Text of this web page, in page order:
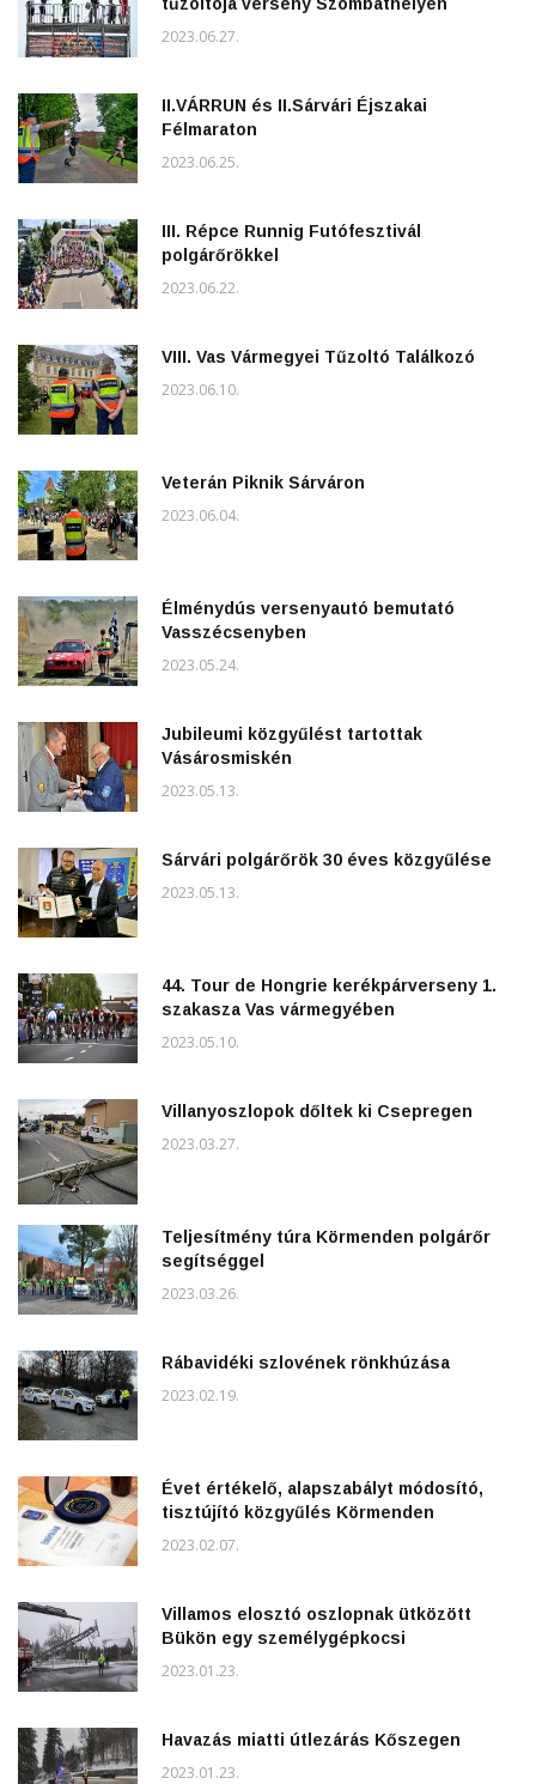
2023.06.27.
II.VÁRRUN és II.Sárvári Éjszakai
Félmaraton
2023.06.25.
III. Répce Runnig Futófesztivál
polgárőrökkel
2023.06.22.
VIII. Vas Vármegyei Tűzoltó Találkozó
2023.06.10.
Veterán Piknik Sárváron
2023.06.04.
Élménydús versenyautó bemutató
Vasszécsenyben
2023.05.24.
Jubileumi közgyűlést tartottak
Vásárosmiskén
2023.05.13.
Sárvári polgárőrök 30 éves közgyűlése
2023.05.13.
44. Tour de Hongrie kerékpárverseny 1.
szakasza Vas vármegyében
2023.05.10.
Villanyoszlopok dőltek ki Csepregen
2023.03.27.
Teljesítmény túra Körmenden polgárőr
segítséggel
2023.03.26.
Rábavidéki szlovének rönkhúzása
2023.02.19.
Évet értékelő, alapszabályt módosító,
tisztújító közgyűlés Körmenden
2023.02.07.
Villamos elosztó oszlopnak ütközött
Bükön egy személygépkocsi
2023.01.23.
Havazás miatti útlezárás Kőszegen
2023.01.23.